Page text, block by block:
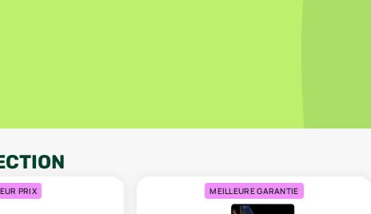
PRIX MEILLEURE GARANTIE